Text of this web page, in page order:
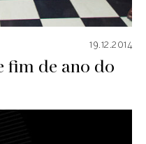
19.12.2014
fim de ano do